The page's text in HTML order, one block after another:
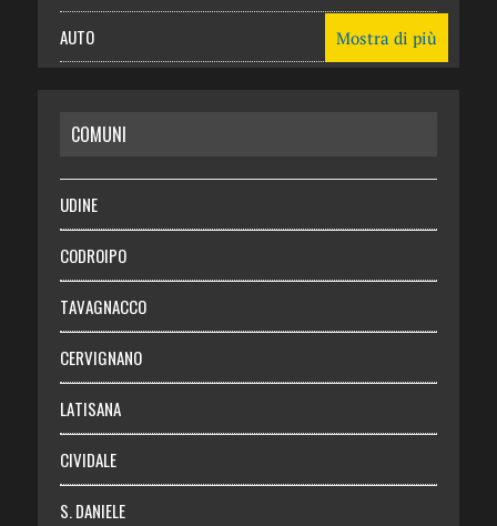
AUTO
RISPARMIO
SALUTE
Necrologie
Chi siamo
Abbonati
Login
Mostra di più
COMUNI
UDINE
CODROIPO
TAVAGNACCO
CERVIGNANO
LATISANA
CIVIDALE
S. DANIELE